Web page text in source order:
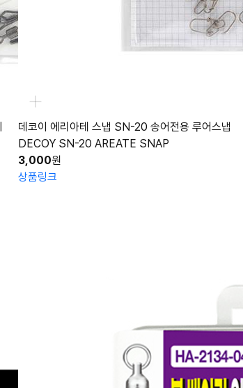
데코이 에리아테 스냅 SN-20 송어전용 루어스냅
DECOY SN-20 AREATE SNAP
3,000원
상품링크